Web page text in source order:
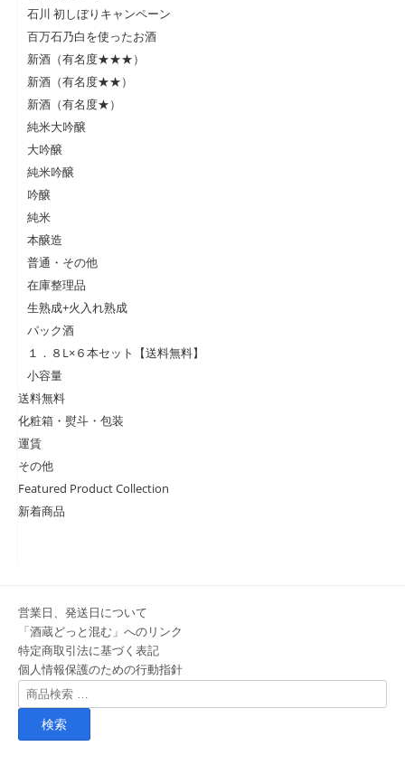
石川 初しぼりキャンペーン
百万石乃白を使ったお酒
新酒（有名度★★★）
新酒（有名度★★）
新酒（有名度★）
純米大吟醸
大吟醸
純米吟醸
吟醸
純米
本醸造
普通・その他
在庫整理品
生熟成+火入れ熟成
パック酒
１．８L×６本セット【送料無料】
小容量
送料無料
化粧箱・熨斗・包装
運賃
その他
Featured Product Collection
新着商品
営業日、発送日について
「酒蔵どっと混む」へのリンク
特定商取引法に基づく表記
個人情報保護のための行動指針
検
索
象: